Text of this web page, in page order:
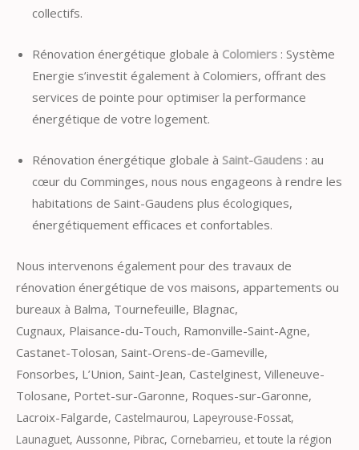
collectifs.
Rénovation énergétique globale à Colomiers : Système
Energie s’investit également à Colomiers, offrant des
services de pointe pour optimiser la performance
énergétique de votre logement.
Rénovation énergétique globale à Saint-Gaudens : au
cœur du Comminges, nous nous engageons à rendre les
habitations de Saint-Gaudens plus écologiques,
énergétiquement efficaces et confortables.
Nous intervenons également pour des travaux de
rénovation énergétique de vos maisons, appartements ou
bureaux à Balma, Tournefeuille, Blagnac,
Cugnaux, Plaisance-du-Touch, Ramonville-Saint-Agne,
Castanet-Tolosan, Saint-Orens-de-Gameville,
Fonsorbes, L’Union, Saint-Jean, Castelginest, Villeneuve-
Tolosane, Portet-sur-Garonne, Roques-sur-Garonne,
Lacroix-Falgarde, Castelmaurou, Lapeyrouse-Fossat,
Launaguet, Aussonne, Pibrac, Cornebarrieu, et toute la région